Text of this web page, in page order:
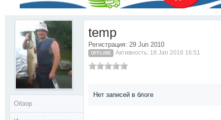
Обзор
temp
Регистрация: 29 Jun 2010
OFFLINE Активность: 18 Jan 2016 16:51
Нет записей в блоге